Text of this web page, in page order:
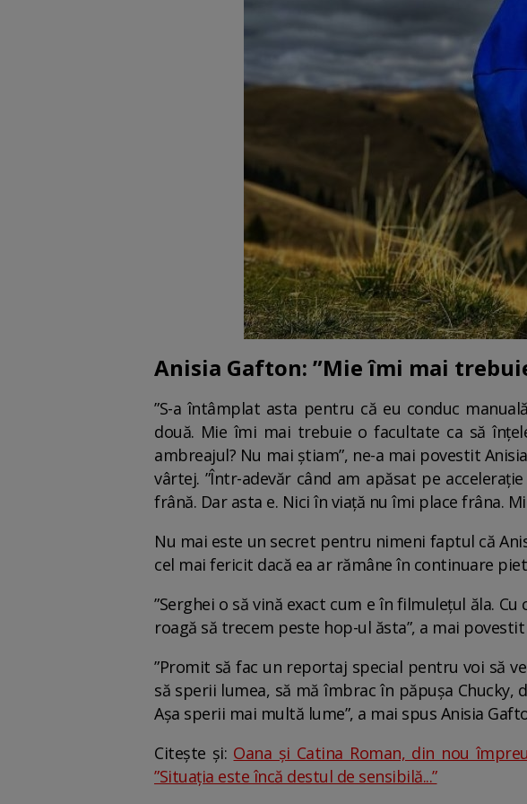
Anisia Gafton: ”Mie îmi mai
”S-a întâmplat asta pentru că eu conduc
două. Mie îmi mai trebuie o facultate ca să
ambreajul? Nu mai știam”, ne-a mai povestit
vârtej. ”Într-adevăr când am apăsat pe
frână. Dar asta e. Nici în viață nu îmi place frâna.
Nu mai este un secret pentru nimeni faptul că
cel mai fericit dacă ea ar rămâne în continuare
”Serghei o să vină exact cum e în filmulețul ăla.
roagă să trecem peste hop-ul ăsta”, a mai
”Promit să fac un reportaj special pentru voi să
să sperii lumea, să mă îmbrac în păpușa
Așa sperii mai multă lume”, a mai spus Anisia
Citește și: Oana și Catina Roman, din nou
”Situația este încă destul de sensibilă...”